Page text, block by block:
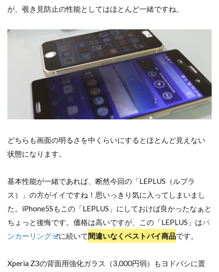
が、覗き見防止の性能としてはほとんど一緒ですね。
どちらも画面の明るさを中くらいにするとほとんど見えない
状態になります。
基本性能が一緒であれば、断然今回の「LEPLUS（ルプラ
ス）」の方がイイですね！思いっきり気に入ってしまいまし
た。iPhone5Sもこの「LEPLUS」にしておけば良かったなぁと
ちょっと後悔です。価格は高いですが、この「LEPLUS」はバ
ンカーリング
に続いて間違いなくベストバイ商品です。
Xperia Z3の背面用強化ガラス（3,000円弱）もヨドバシに置